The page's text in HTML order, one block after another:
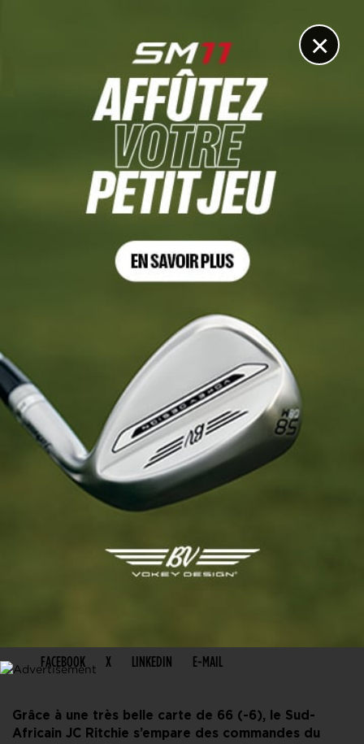
×
GERMAN CHALLENGE, TOUR 2
FACEBOOK X LINKEDIN E-MAIL
Grâce à une très belle carte de 66 (-6), le Sud-
Africain JC Ritchie s’empare des commandes du